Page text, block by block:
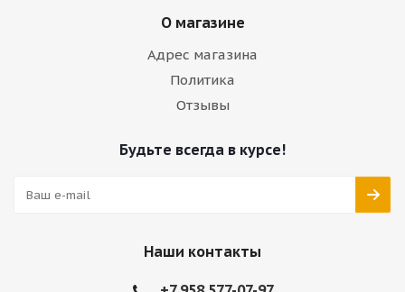
О магазине
Адрес магазина
Политика
Отзывы
Будьте всегда в курсе!
Наши контакты